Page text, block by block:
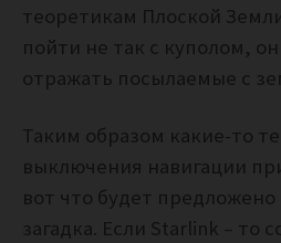
теоретикам Плоской
пойти не так с куполом,
отражать посылаемые с
Таким образом какие-то
выключения навигации
вот что будет предложено
загадка. Если Starlink – то